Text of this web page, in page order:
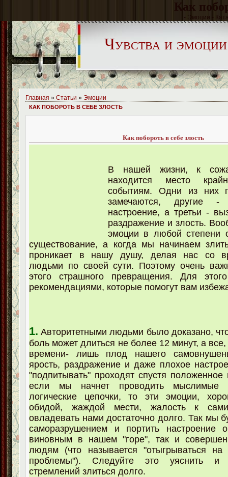
Как
- Эмоции -
Чувства и эмоции
Главная » Статьи » Эмоции
КАК ПОБОРОТЬ В СЕБЕ ЗЛОСТЬ
Как побороть в себе злость
В нашей жизни, к
находится место
событиям. Одни из них
замечаются, другие -
настроение, а третьи -
раздражение и злость.
эмоции в любой степени
существование, а когда мы начинаем
проникает в нашу душу, делая нас со
людьми по своей сути. Поэтому очень
этого страшного превращения. Для
рекомендациями, которые помогут вам
1. Авторитетными людьми было доказано,
боль может длиться не более 12 минут, а
времени- лишь плод нашего
ярость, раздражение и даже плохое
"подпитывать" проходят спустя
если мы начнет проводить мыслимые
логические цепочки, то эти эмоции,
обидой, жаждой мести, жалость к
овладевать нами достаточно долго. Так мы
саморазрушением и портить настроение
виновным в нашем "горе", так и
людям (что называется "отыгрываться на
проблемы"). Следуйте это уяснить и
стремлений злиться долго.